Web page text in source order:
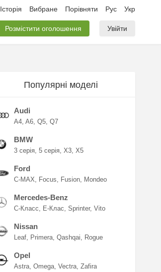
Історія Вибране Порівняти Рус Укр
Розмістити оголошення Увійти
Популярні моделі
Audi
A4 A6 Q5 Q7
BMW
3 серія 5 серія X3 X5
Ford
C-MAX Focus Fusion Mondeo
Mercedes-Benz
C-Класс E-Клас Sprinter Vito
Nissan
Leaf Primera Qashqai Rogue
Opel
Astra Omega Vectra Zafira